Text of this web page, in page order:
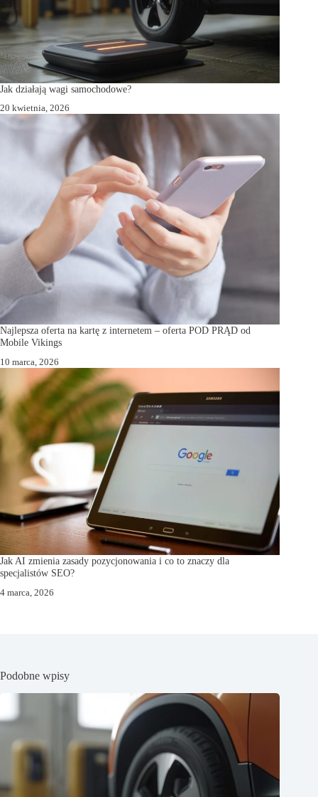
Jak działają wagi samochodowe?
20 kwietnia, 2026
Najlepsza oferta na kartę z internetem – oferta POD PRĄD od
Mobile Vikings
10 marca, 2026
Jak AI zmienia zasady pozycjonowania i co to znaczy dla
specjalistów SEO?
4 marca, 2026
Podobne wpisy